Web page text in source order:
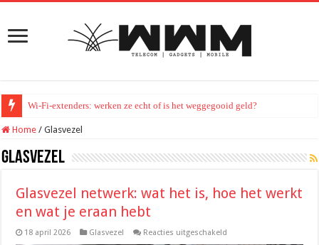
Wi-Fi-extenders: werken ze echt of is het weggegooid geld?
Home / Glasvezel
Glasvezel
Glasvezel netwerk: wat het is, hoe het werkt
en wat je eraan hebt
18 april 2026 Glasvezel Reacties uitgeschakeld